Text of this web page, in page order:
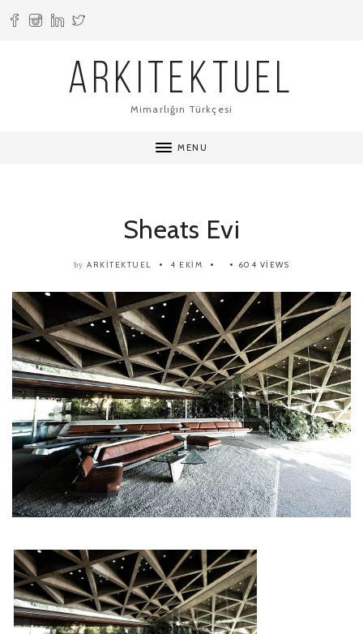
ARKITEKTUEL
Mimarlığın Türkçesi
MENU
Sheats Evi
by ARKITEKTUEL 4 EKIM 604 VIEWS